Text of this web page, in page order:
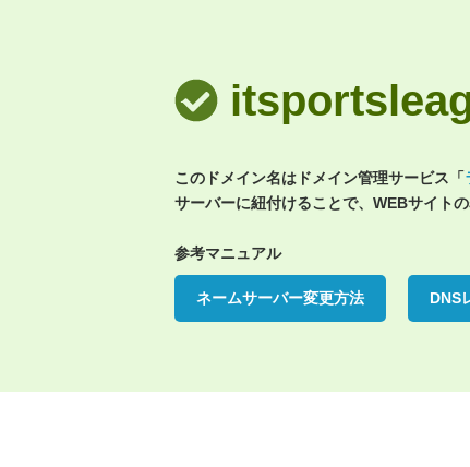
このドメイン名はドメイン管理サービス「
サーバーに紐付けることで、WEBサイト
参考マニュアル
ネームサーバー変更方法 DNS